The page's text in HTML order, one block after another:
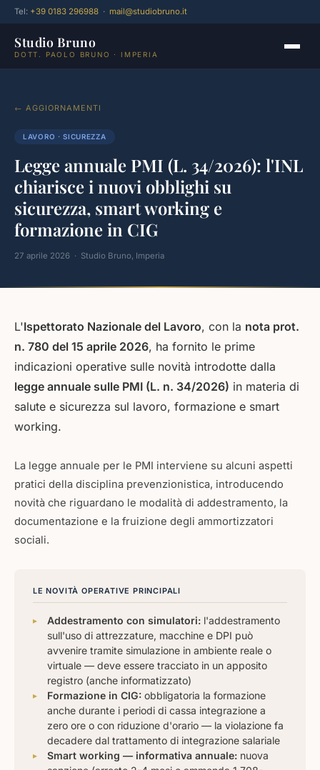
Tel: +39 0183 296988 · mail@studiobruno.it
Studio Bruno
DOTT. PAOLO BRUNO · IMPERIA
← AGGIORNAMENTI
LAVORO · SICUREZZA
Legge annuale PMI (L. 34/2026): l'INL
chiarisce i nuovi obblighi su
sicurezza, smart working e
formazione in CIG
27 aprile 2026 · Studio Bruno, Imperia
L'Ispettorato Nazionale del Lavoro, con la nota prot.
n. 780 del 15 aprile 2026, ha fornito le prime
indicazioni operative sulle novità introdotte dalla
legge annuale sulle PMI (L. n. 34/2026) in materia di
salute e sicurezza sul lavoro, formazione e smart
working.
La legge annuale per le PMI interviene su alcuni aspetti
pratici della disciplina prevenzionistica, introducendo
novità che riguardano le modalità di addestramento, la
documentazione e la fruizione degli ammortizzatori
sociali.
LE NOVITÀ OPERATIVE PRINCIPALI
Addestramento con simulatori: l'addestramento
sull'uso di attrezzature, macchine e DPI può
avvenire tramite simulazione in ambiente reale o
virtuale — deve essere tracciato in un apposito
registro (anche informatizzato)
Formazione in CIG: obbligatoria la formazione
anche durante i periodi di cassa integrazione a
zero ore o con riduzione d'orario — la violazione fa
decadere dal trattamento di integrazione salariale
Smart working — informativa annuale: nuova